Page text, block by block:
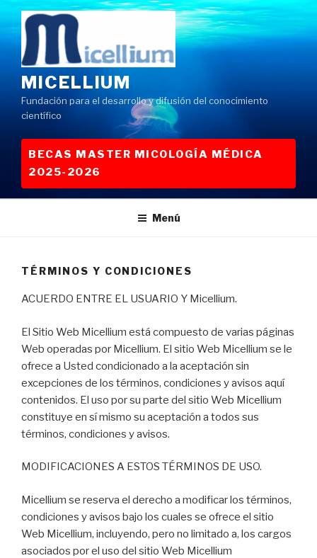
Saltar
al
contenido
MICELLIUM
Fundación para el desarrollo y difusión del conocimiento
científico
BECAS MASTER MICOLOGÍA MÉDICA
2025-2026
Menú
TÉRMINOS Y CONDICIONES
ACUERDO ENTRE EL USUARIO Y Micellium.
El Sitio Web Micellium está compuesto de varias páginas
Web operadas por Micellium. El sitio Web Micellium se le
ofrece a Usted condicionado a la aceptación sin
excepciones de los términos, condiciones y avisos aquí
contenidos. El uso por su parte del sitio Web Micellium
constituye en sí mismo su aceptación a todos sus
términos, condiciones y avisos.
MODIFICACIONES A ESTOS TÉRMINOS DE USO.
Micellium se reserva el derecho a modificar los términos,
condiciones y avisos bajo los cuales se ofrece el sitio
Web Micellium, incluyendo, pero no limitado a, los cargos
asociados por el uso del sitio Web Micellium